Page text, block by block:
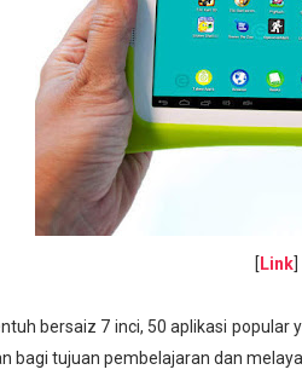
[ Link
bersaiz 7 inci, 50 aplikasi
bagi tujuan pembelajaran dan